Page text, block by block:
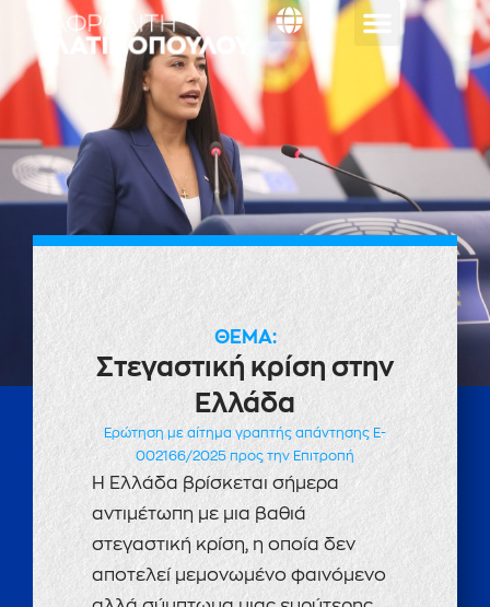
Κοινοβουλευτική
ΕΡΩΤΗΣΗ
ΘΕΜΑ:
Στεγαστική κρίση στην
Ελλάδα
Ερώτηση με αίτημα γραπτής απάντησης E-
002166/2025 προς την Επιτροπή
Η Ελλάδα βρίσκεται σήμερα
αντιμέτωπη με μια βαθιά
στεγαστική κρίση, η οποία δεν
αποτελεί μεμονωμένο φαινόμενο